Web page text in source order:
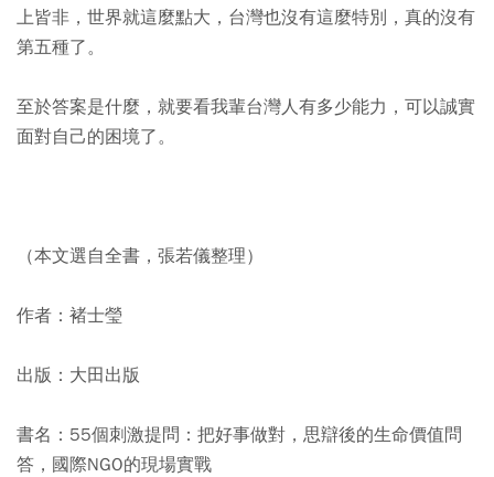
上皆非，世界就這麼點大，台灣也沒有這麼特別，真的沒有
第五種了。
至於答案是什麼，就要看我輩台灣人有多少能力，可以誠實
面對自己的困境了。
（本文選自全書，張若儀整理）
作者：褚士瑩
出版：大田出版
書名：55個刺激提問：把好事做對，思辯後的生命價值問
答，國際NGO的現場實戰